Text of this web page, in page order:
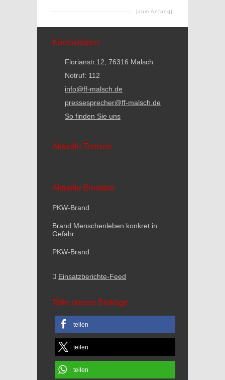
[zum Anfang]
Kontaktdaten
Florianstr.12, 76316 Malsch
Notruf: 112
info@ff-malsch.de
pressesprecher@ff-malsch.de
So finden Sie uns
Aktuelle Termine
Aktuelle Einsätze
PKW-Brand
Brand Menschenleben konkret in
Gefahr
PKW-Brand
Einsatzberichte-Feed
Teile unsere Beiträge
teilen
teilen
teilen